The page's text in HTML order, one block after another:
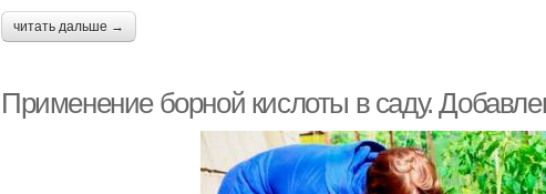
читать дальше →
Применение борной кислоты в саду.